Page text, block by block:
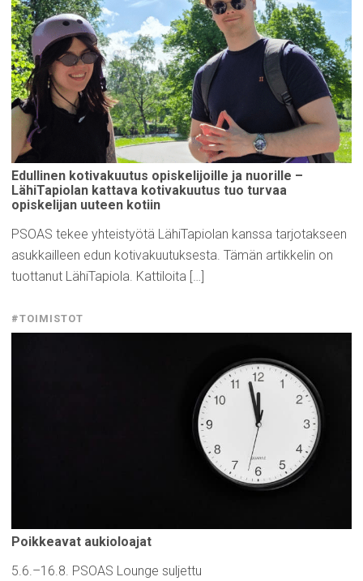
Edullinen kotivakuutus opiskelijoille ja nuorille –
LähiTapiolan kattava kotivakuutus tuo turvaa
opiskelijan uuteen kotiin
PSOAS tekee yhteistyötä LähiTapiolan kanssa tarjotakseen
asukkailleen edun kotivakuutuksesta. Tämän artikkelin on
tuottanut LähiTapiola. Kattiloita […]
#TOIMISTOT
Poikkeavat aukioloajat
5.6.–16.8. PSOAS Lounge suljettu